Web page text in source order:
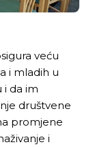
veću
i mladih u
i da im
društvene
promjene
i